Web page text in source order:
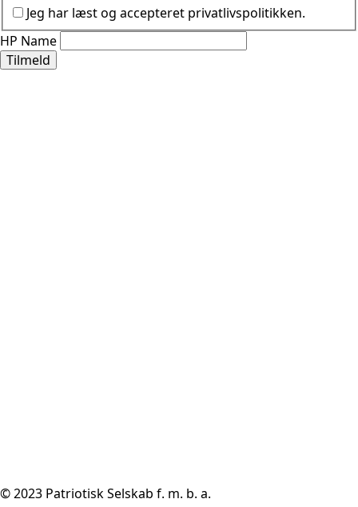
Jeg har læst og accepteret privatlivspolitikken.
HP Name
Tilmeld
© 2023 Patriotisk Selskab f. m. b. a.